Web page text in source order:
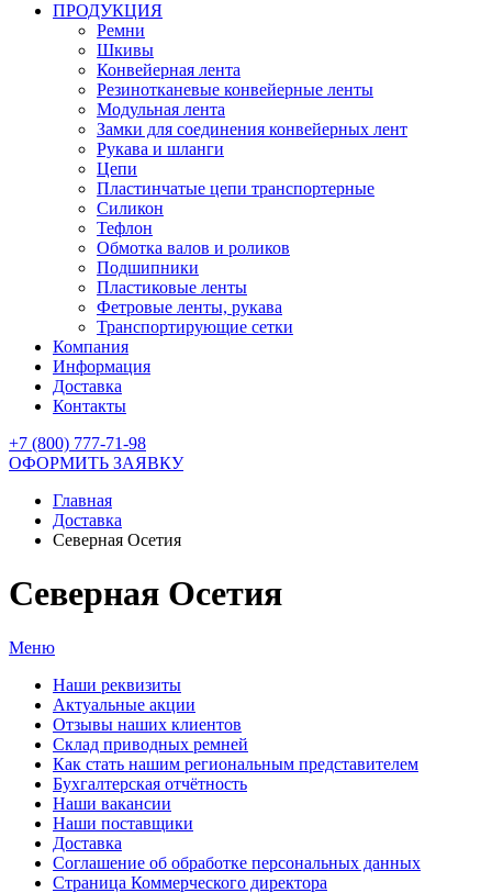
ПРОДУКЦИЯ
Ремни
Шкивы
Конвейерная лента
Резинотканевые конвейерные ленты
Модульная лента
Замки для соединения конвейерных лент
Рукава и шланги
Цепи
Пластинчатые цепи транспортерные
Силикон
Тефлон
Обмотка валов и роликов
Подшипники
Пластиковые ленты
Фетровые ленты, рукава
Транспортирующие сетки
Компания
Информация
Доставка
Контакты
+7 (800) 777-71-98
ОФОРМИТЬ ЗАЯВКУ
Главная
Доставка
Северная Осетия
Северная Осетия
Меню
Наши реквизиты
Актуальные акции
Отзывы наших клиентов
Склад приводных ремней
Как стать нашим региональным представителем
Бухгалтерская отчётность
Наши вакансии
Наши поставщики
Доставка
Соглашение об обработке персональных данных
Страница Коммерческого директора